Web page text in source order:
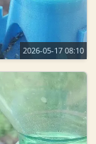
2026-05-17 08:10